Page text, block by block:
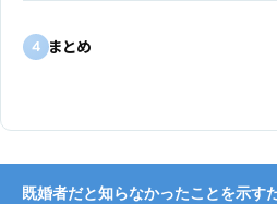
4 まとめ
既婚者だと知らなかったことを示す